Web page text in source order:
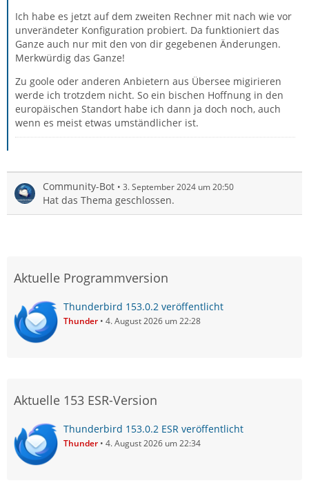
Ich habe es jetzt auf dem zweiten Rechner mit nach wie vor
unverändeter Konfiguration probiert. Da funktioniert das
Ganze auch nur mit den von dir gegebenen Änderungen.
Merkwürdig das Ganze!
Zu goole oder anderen Anbietern aus Übersee migirieren
werde ich trotzdem nicht. So ein bischen Hoffnung in den
europäischen Standort habe ich dann ja doch noch, auch
wenn es meist etwas umständlicher ist.
Community-Bot 3. September 2024 um 20:50
Hat das Thema geschlossen.
Aktuelle Programmversion
Thunderbird 153.0.2 veröffentlicht
Thunder 4. August 2026 um 22:28
Aktuelle 153 ESR-Version
Thunderbird 153.0.2 ESR veröffentlicht
Thunder 4. August 2026 um 22:34